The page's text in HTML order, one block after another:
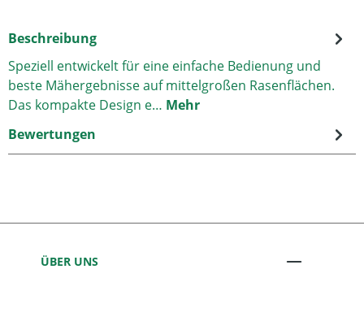
Beschreibung
Speziell entwickelt für eine einfache Bedienung und
beste Mähergebnisse auf mittelgroßen Rasenflächen.
Das kompakte Design e… Mehr
Bewertungen
ÜBER UNS